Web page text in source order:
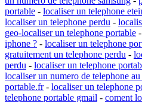
portable - localiser un telephone
localiser un telephone perdu -
geo-localiser un telephone portable -
iphone ? - localiser un telephone
gratuitement un telephone perdu -
perdu - localiser un telephone
localiser un numero de telephone
portable.fr- localiser un telephone
telephone portable gmail - coment